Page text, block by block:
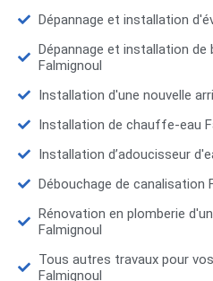
Dépannage et installation
Dépannage et installation de
Falmignoul
Installation d'une nouvelle
Installation de chauffe-eau
Installation d’adoucisseur
Débouchage de canalisation
Rénovation en plomberie
Falmignoul
Tous autres travaux pour
Falmignoul